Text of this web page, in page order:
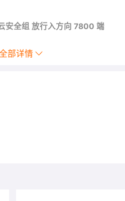
安全组 放行入方向 7800 端
部详情